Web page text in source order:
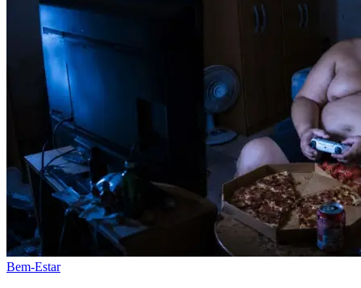
Bem-Estar